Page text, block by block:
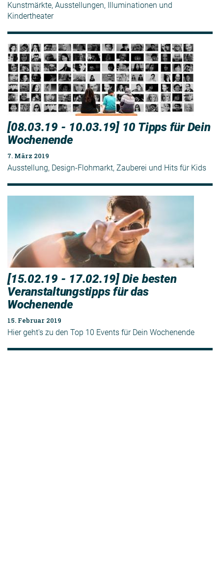
Kunstmärkte, Ausstellungen, Illuminationen und
Kindertheater
[08.03.19 - 10.03.19] 10 Tipps für Dein
Wochenende
7. März 2019
Ausstellung, Design-Flohmarkt, Zauberei und Hits für Kids
[15.02.19 - 17.02.19] Die besten
Veranstaltungstipps für das
Wochenende
15. Februar 2019
Hier geht's zu den Top 10 Events für Dein Wochenende